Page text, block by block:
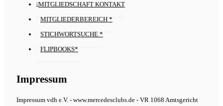
MITGLIEDSCHAFT KONTAKT
MITGLIEDERBEREICH *
STICHWORTSUCHE *
FLIPBOOKS*
Impressum
Impressum vdh e.V. - www.mercedesclubs.de - VR 1068 Amtsgericht